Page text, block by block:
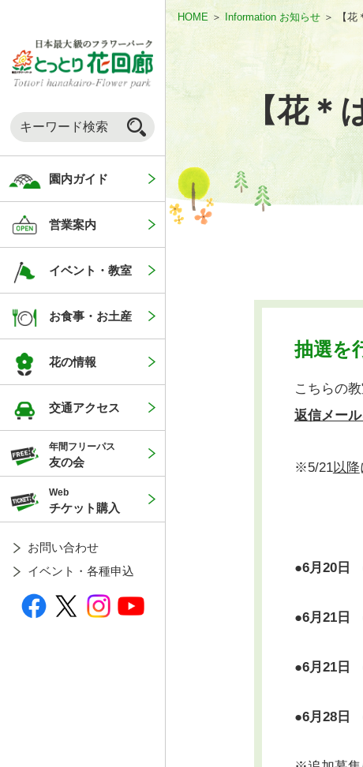
園内ガイド
営業案内
イベント・教室
お食事・お土産
花の情報
交通アクセス
年間フリーパス
友の会
Web
チケット購入
お問い合わせ
イベント・各種申込
HOME＞ Information お知らせ ＞ 【
【花＊
抽選を
こちらの
返信メー
※5/21以降
●6月20日
●6月21日
●6月21日
●6月28日